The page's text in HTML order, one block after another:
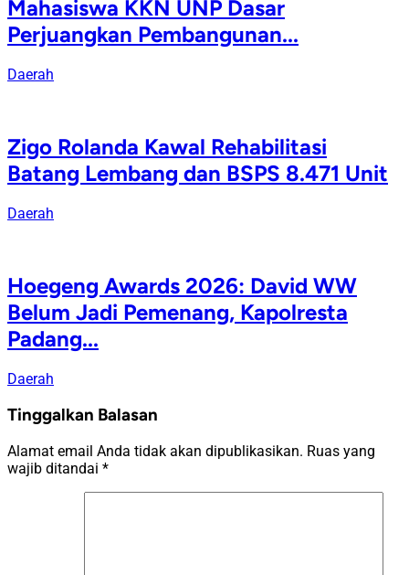
Mahasiswa KKN UNP Dasar
Perjuangkan Pembangunan...
Daerah
Zigo Rolanda Kawal Rehabilitasi
Batang Lembang dan BSPS 8.471 Unit
Daerah
Hoegeng Awards 2026: David WW
Belum Jadi Pemenang, Kapolresta
Padang...
Daerah
Tinggalkan Balasan
Alamat email Anda tidak akan dipublikasikan. Ruas yang
wajib ditandai *